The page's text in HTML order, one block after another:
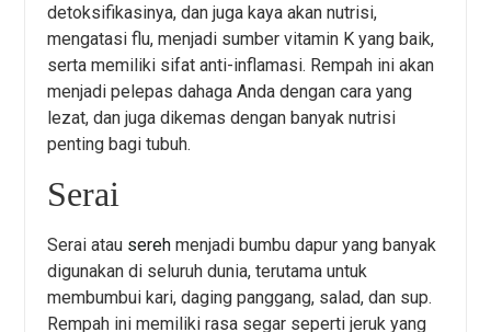
detoksifikasinya, dan juga kaya akan nutrisi,
mengatasi flu, menjadi sumber vitamin K yang baik,
serta memiliki sifat anti-inflamasi. Rempah ini akan
menjadi pelepas dahaga Anda dengan cara yang
lezat, dan juga dikemas dengan banyak nutrisi
penting bagi tubuh.
Serai
Serai atau sereh menjadi bumbu dapur yang banyak
digunakan di seluruh dunia, terutama untuk
membumbui kari, daging panggang, salad, dan sup.
Rempah ini memiliki rasa segar seperti jeruk yang